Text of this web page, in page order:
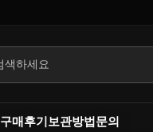
구매후기 보관방법 문의